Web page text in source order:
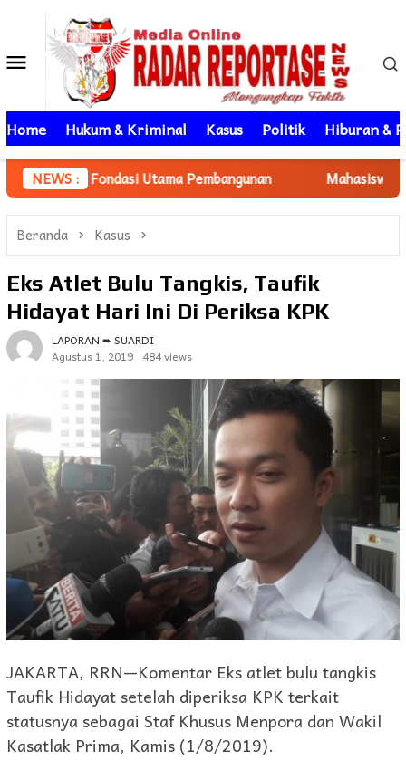
kontenMenu
Mobile
Home Hukum & Kriminal Kasus Politik Hiburan &
NEWS :
Pembangunan Mahasiswa KKN Unhas
Beranda Kasus
Eks Atlet Bulu Tangkis, Taufik
Hidayat Hari Ini Di Periksa KPK
LAPORAN ➨ SUARDI
Agustus 1, 2019 484 views
JAKARTA, RRN—Komentar Eks atlet bulu tangkis
Taufik Hidayat setelah diperiksa KPK terkait
statusnya sebagai Staf Khusus Menpora dan Wakil
Kasatlak Prima, Kamis (1/8/2019).